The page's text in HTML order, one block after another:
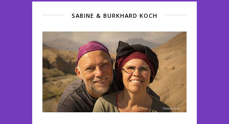
SABINE & BURKHARD KOCH